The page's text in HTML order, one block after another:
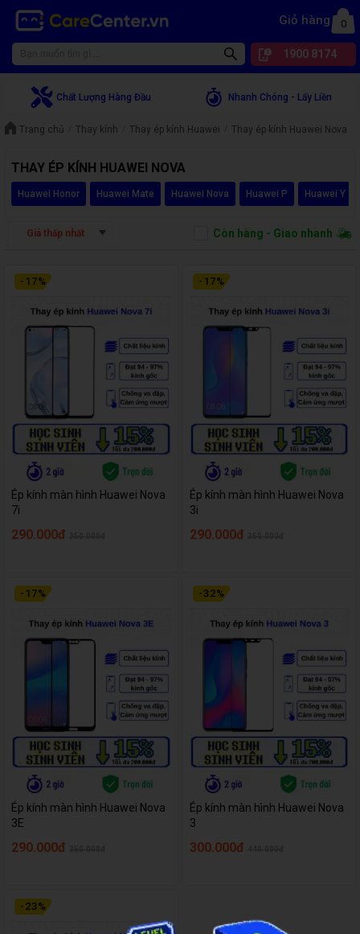
Giỏ hàng 0
1900 8174
Chất Lượng Hàng Đầu Nhanh Chóng - Lấy Liền
Trang chủ Thay kính Thay ép kính Huawei Thay ép kính Huawei Nova
THAY ÉP KÍNH HUAWEI NOVA
Huawei Honor Huawei Mate Huawei Nova Huawei P Huawei Y
Giá thấp nhất Còn hàng - Giao nhanh
- 17%
Ép kính màn hình Huawei Nova
7i
290.000đ
- 17%
Ép kính màn hình Huawei Nova
3i
290.000đ
- 17%
Ép kính màn hình Huawei Nova
3E
290.000đ
- 32%
Ép kính màn hình Huawei Nova
3
300.000đ
- 23%